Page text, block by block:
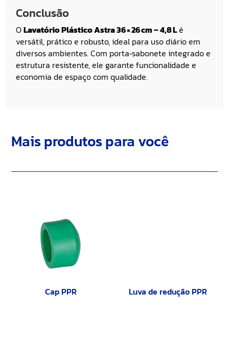
Conclusão
OLavatório Plástico Astra 36 × 26 cm – 4,8 Lé
versátil, prático e robusto, ideal para uso diário em
diversos ambientes. Com porta‑sabonete integrado e
estrutura resistente, ele garante funcionalidade e
economia de espaço com qualidade.
Mais produtos para você
Cap PPR Luva de redução PPR